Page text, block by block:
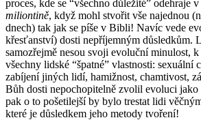
proces, kde se “všechno důležité” odehraje
miliontině, když mohl stvořit vše najednou
dnech) tak jak se píše v Bibli! Navíc vede
křesťanství) dosti nepříjemným důsledkům.
samozřejmě nesou svoji evoluční minulost,
všechny lidské “špatné” vlastnosti: sexuální
zabíjení jiných lidí, hamižnost, chamtivost,
Bůh dosti nepochopitelně zvolil evoluci
pak o to pošetilejší by bylo trestat lidi
které je důsledkem jeho metody tvoření!